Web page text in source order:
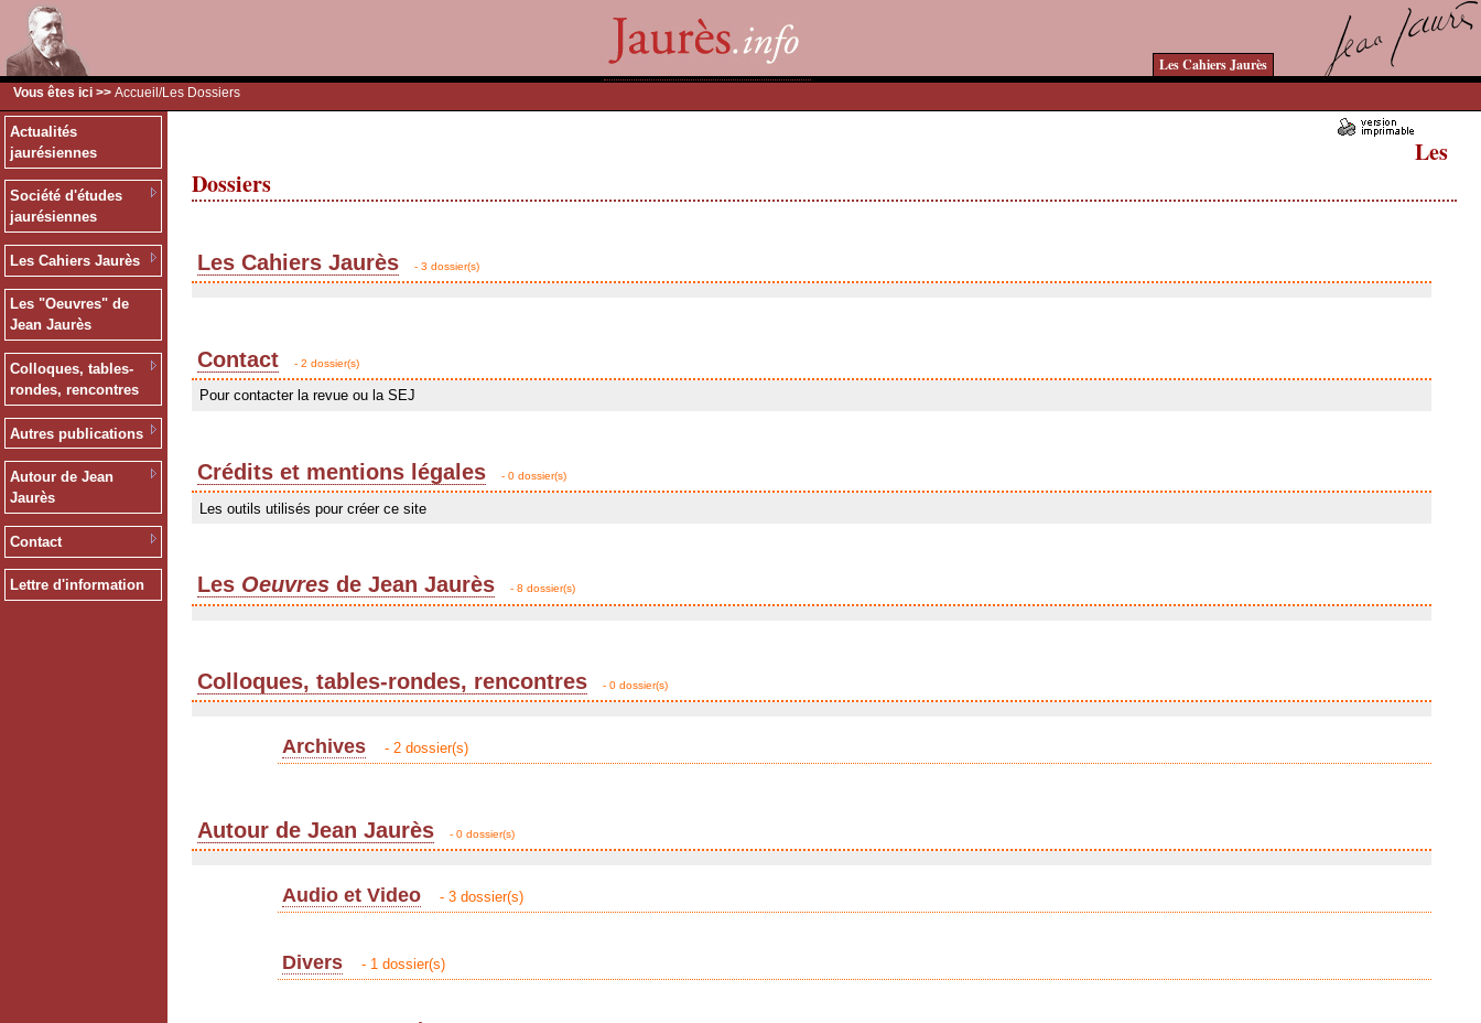
Les Cahiers Jaurès
Vous êtes ici >> Accueil /Les Dossiers
Actualités
jaurésiennes
Société d'études
jaurésiennes
Les Cahiers Jaurès
Les "Oeuvres" de
Jean Jaurès
Colloques, tables-
rondes, rencontres
Autres publications
Autour de Jean
Jaurès
Contact
Lettre d'information
Les
Dossiers
Les Cahiers Jaurès - 3 dossier(s)
Contact - 2 dossier(s)
Pour contacter la revue ou la SEJ
Crédits et mentions légales - 0 dossier(s)
Les outils utilisés pour créer ce site
Les Oeuvres de Jean Jaurès - 8 dossier(s)
Colloques, tables-rondes, rencontres - 0 dossier(s)
Archives - 2 dossier(s)
Autour de Jean Jaurès - 0 dossier(s)
Audio et Video - 3 dossier(s)
Divers - 1 dossier(s)